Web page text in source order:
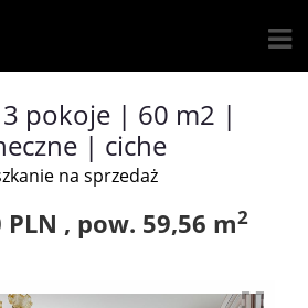
3 pokoje | 60 m2 |
| ciche
na sprzedaż
, pow. 59,56 m2